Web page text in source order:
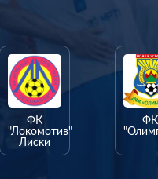
ФК
"Локомотив"
Лиски
ФК